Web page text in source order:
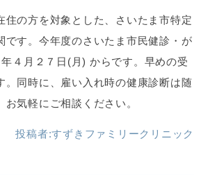
住の方を対象とした、さいたま市特定
です。今年度のさいたま市民健診・が
４月２７日(月) からです。早めの受
。同時に、雇い入れ時の健康診断は随
気軽にご相談ください。
投稿者:すずきファミリークリニック